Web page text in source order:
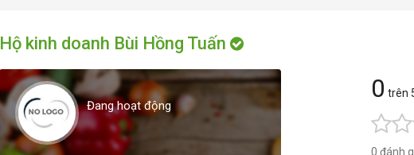
Hộ kinh doanh Bùi Hồng Tuấn
Đang hoạt động
0 trên
0 đánh